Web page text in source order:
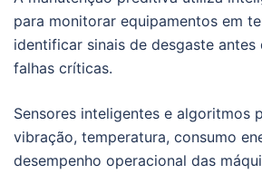
para monitorar equipamentos em
identificar sinais de desgaste antes
falhas críticas.
Sensores inteligentes e algoritmos
vibração, temperatura, consumo
desempenho operacional das